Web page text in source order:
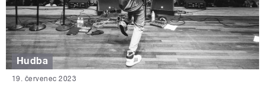
Hudba
19. červenec 2023